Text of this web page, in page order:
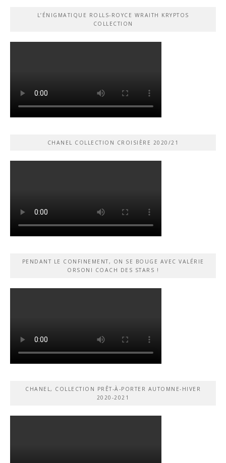
L’ÉNIGMATIQUE ROLLS-ROYCE WRAITH KRYPTOS
COLLECTION
CHANEL COLLECTION CROISIÈRE 2020/21
PENDANT LE CONFINEMENT, ON SE BOUGE AVEC VALÉRIE
ORSONI COACH DES STARS !
CHANEL, COLLECTION PRÊT-À-PORTER AUTOMNE-HIVER
2020-2021